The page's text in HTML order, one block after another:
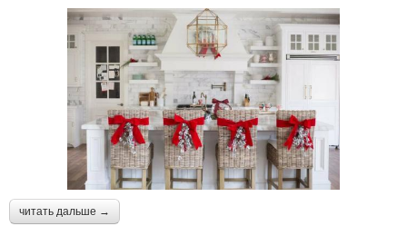
читать дальше →